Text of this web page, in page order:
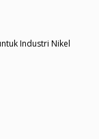
Industri Nikel